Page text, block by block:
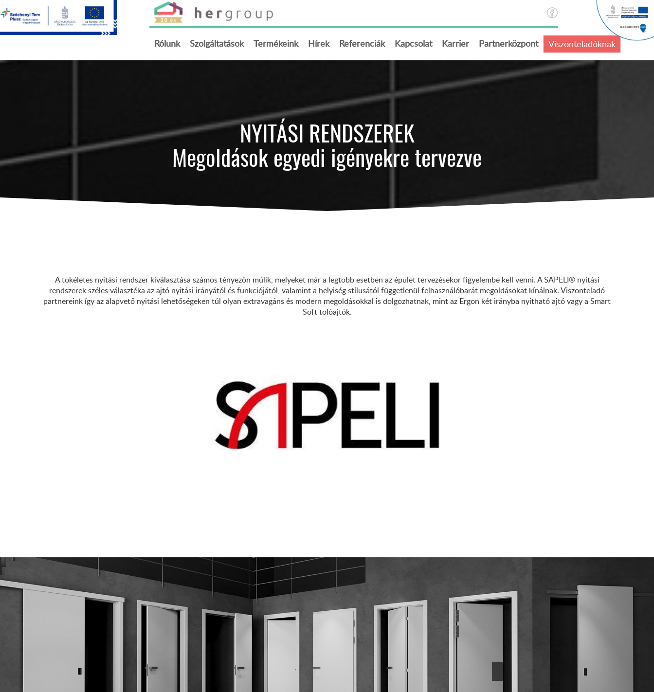
Rólunk Szolgáltatások Termékeink Hírek Referenciák Kapcsolat Karrier Partnerközpont Viszonteladóknak
NYITÁSI RENDSZEREK
Megoldások egyedi igényekre tervezve
A tökéletes nyitási rendszer kiválasztása számos tényezőn múlik, melyeket már a legtöbb esetben az épület tervezésekor figyelembe kell venni. A SAPELI® nyitási
rendszerek széles választéka az ajtó nyitási irányától és funkciójától, valamint a helyiség stílusától függetlenül felhasználóbarát megoldásokat kínálnak. Viszonteladó
partnereink így az alapvető nyitási lehetőségeken túl olyan extravagáns és modern megoldásokkal is dolgozhatnak, mint az Ergon két irányba nyitható ajtó vagy a Smart
Soft tolóajtók.